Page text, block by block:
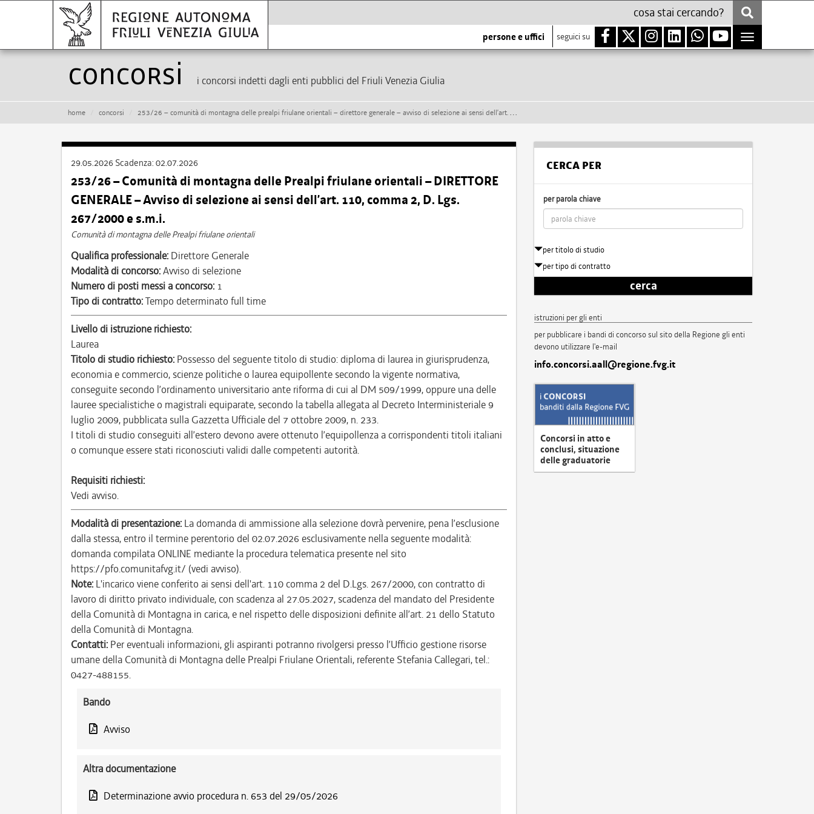
persone e uffici seguici su
Toggle
navigation
Concorsi i concorsi indetti dagli enti pubblici del Friuli Venezia Giulia
home concorsi 253/26 – comunità di montagna delle prealpi friulane orientali – direttore generale – avviso di selezione ai sensi dell’art. 110, comma 2, d. lgs. 267/2000 e s.m.i.
29.05.2026 Scadenza: 02.07.2026
253/26 – Comunità di montagna delle Prealpi friulane orientali – DIRETTORE
GENERALE – Avviso di selezione ai sensi dell’art. 110, comma 2, D. Lgs.
267/2000 e s.m.i.
Comunità di montagna delle Prealpi friulane orientali
Qualifica professionale: Direttore Generale
Modalità di concorso:Avviso di selezione
Numero di posti messi a concorso: 1
Tipo di contratto:Tempo determinato full time
Livello di istruzione richiesto:
Laurea
Titolo di studio richiesto: Possesso del seguente titolo di studio: diploma di laurea in giurisprudenza,
economia e commercio, scienze politiche o laurea equipollente secondo la vigente normativa,
conseguite secondo l’ordinamento universitario ante riforma di cui al DM 509/1999, oppure una delle
lauree specialistiche o magistrali equiparate, secondo la tabella allegata al Decreto Interministeriale 9
luglio 2009, pubblicata sulla Gazzetta Ufficiale del 7 ottobre 2009, n. 233.
I titoli di studio conseguiti all’estero devono avere ottenuto l’equipollenza a corrispondenti titoli italiani
o comunque essere stati riconosciuti validi dalle competenti autorità.
Requisiti richiesti:
Vedi avviso.
Modalità di presentazione: La domanda di ammissione alla selezione dovrà pervenire, pena l’esclusione
dalla stessa, entro il termine perentorio del 02.07.2026 esclusivamente nella seguente modalità:
domanda compilata ONLINE mediante la procedura telematica presente nel sito
https://pfo.comunitafvg.it/ (vedi avviso).
Note: L'incarico viene conferito ai sensi dell'art. 110 comma 2 del D.Lgs. 267/2000, con contratto di
lavoro di diritto privato individuale, con scadenza al 27.05.2027, scadenza del mandato del Presidente
della Comunità di Montagna in carica, e nel rispetto delle disposizioni definite all’art. 21 dello Statuto
della Comunità di Montagna.
Contatti: Per eventuali informazioni, gli aspiranti potranno rivolgersi presso l’Ufficio gestione risorse
umane della Comunità di Montagna delle Prealpi Friulane Orientali, referente Stefania Callegari, tel.:
0427-488155.
Bando
Avviso
Altra documentazione
Determinazione avvio procedura n. 653 del 29/05/2026
CERCA PER
per parola chiave
per titolo di studio
per tipo di contratto
cerca
istruzioni per gli enti
per pubblicare i bandi di concorso sul sito della Regione gli enti
devono utilizzare l'e-mail
info.concorsi.aall@regione.fvg.it
Concorsi in atto e
conclusi, situazione
delle graduatorie